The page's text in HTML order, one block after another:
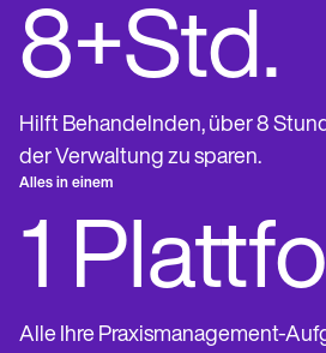
8+Std.
Hilft Behandelnden, über 8
der Verwaltung zu sparen.
Alles in einem
1
Alle Ihre Praxismanagement-